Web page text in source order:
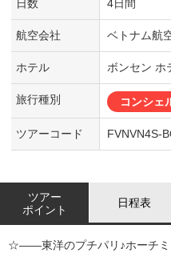
日数 4日間
航空会社 ベトナム航
ホテル ボンセン ホ
旅行種別 コンシェ
ツアーコード FVNVN4S-
ツアー
ポイント
日程表
☆――東洋のプチパリ♪ホーチ